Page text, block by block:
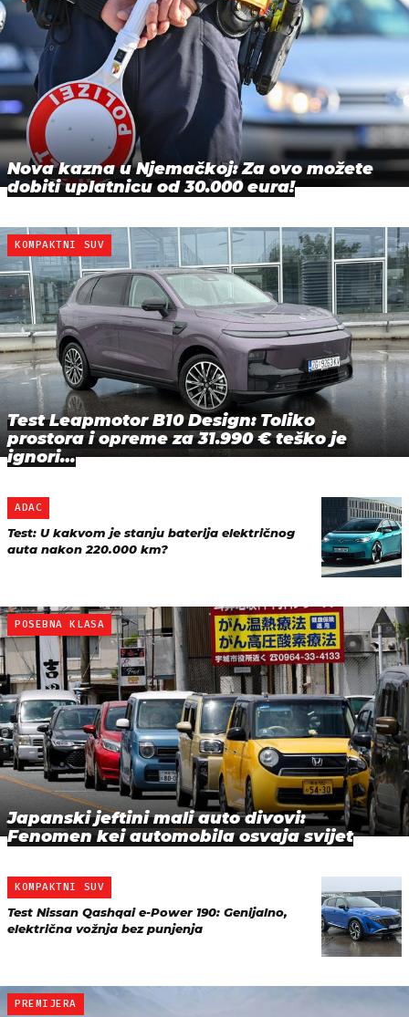
Nova kazna u Njemačkoj: Za ovo možete
dobiti uplatnicu od 30.000 eura!
KOMPAKTNI SUV
Test Leapmotor B10 Design: Toliko
prostora i opreme za 31.990 € teško je
ignori…
ADAC
Test: U kakvom je stanju baterija električnog
auta nakon 220.000 km?
POSEBNA KLASA
Japanski jeftini mali auto divovi:
Fenomen kei automobila osvaja svijet
KOMPAKTNI SUV
Test Nissan Qashqai e-Power 190: Genijalno,
električna vožnja bez punjenja
PREMIJERA